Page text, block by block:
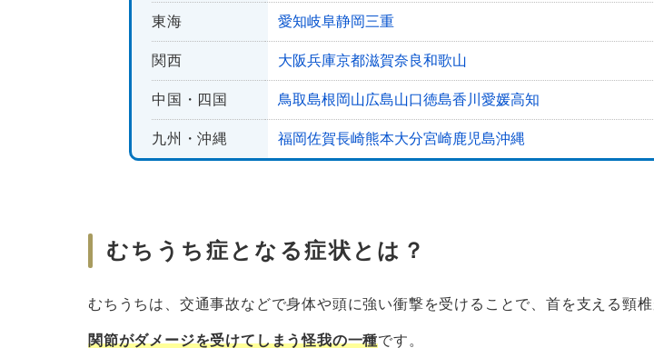
まとめ
東海 愛知岐阜静岡三重
関西 大阪兵庫京都滋賀奈良和歌山
中国・四国 鳥取島根岡山広島山口徳島香川 愛媛高知
九州・沖縄 福岡佐賀長崎熊本大分宮崎鹿児島沖縄
むちうち症となる症状とは？
むちうちは、交通事故などで身体や頭に強い衝撃を受けることで、首を支える頸椎
関節がダメージを受けてしまう怪我の一種です。